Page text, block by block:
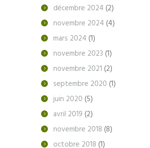
décembre 2024 (2)
novembre 2024 (4)
mars 2024 (1)
novembre 2023 (1)
novembre 2021 (2)
septembre 2020 (1)
juin 2020 (5)
avril 2019 (2)
novembre 2018 (8)
octobre 2018 (1)